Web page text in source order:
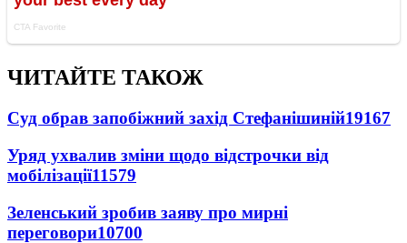
ЧИТАЙТЕ ТАКОЖ
Суд обрав запобіжний захід Стефанішиній19167
Уряд ухвалив зміни щодо відстрочки від
мобілізації11579
Зеленський зробив заяву про мирні
переговори10700